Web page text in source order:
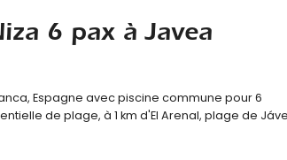
6 pax à Javea
Espagne avec piscine commune pour 6
de plage, à 1 km d'El Arenal, plage de